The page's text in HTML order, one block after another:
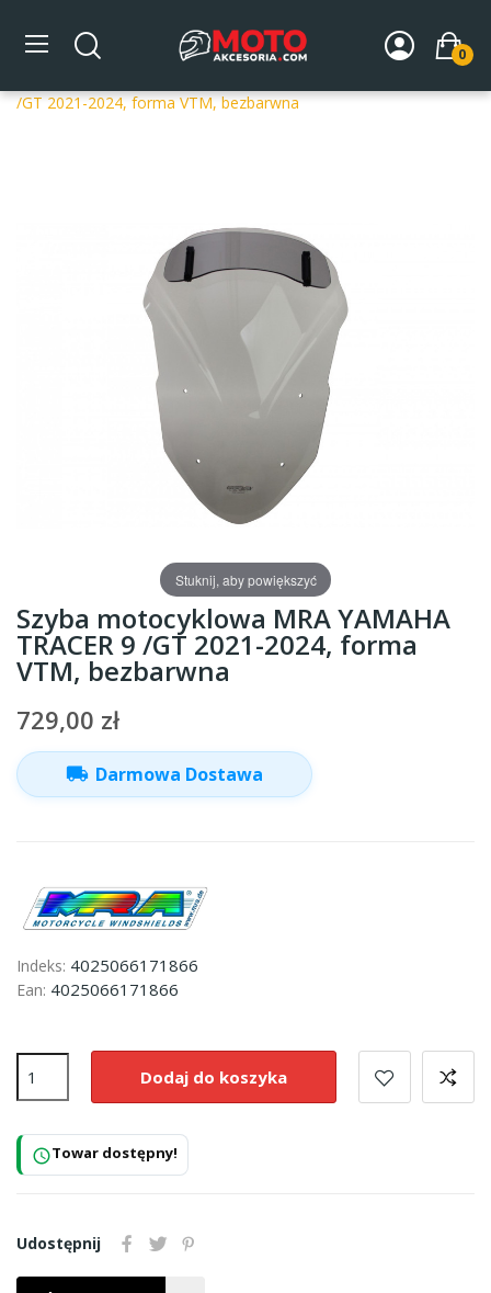
0
Strona główna DLA MOTOCYKLA Szyby
Szyby
/GT 2021-2024, forma VTM, bezbarwna
Stuknij, aby powiększyć
Szyba motocyklowa MRA YAMAHA
TRACER 9 /GT 2021-2024, forma
VTM, bezbarwna
729,00 zł
local_shipping Darmowa Dostawa
Indeks: 4025066171866
Ean: 4025066171866
Dodaj do koszyka
scheduleTowar dostępny!
Udostępnij